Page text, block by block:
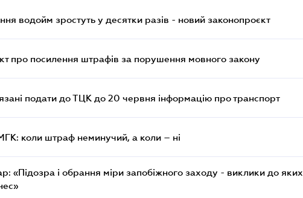
водойм зростуть у десятки разів - новий законопроєкт
про посилення штрафів за порушення мовного закону
подати до ТЦК до 20 червня інформацію про транспорт
коли штраф неминучий, а коли – ні
«Підозра і обрання міри запобіжного заходу - виклики до яких